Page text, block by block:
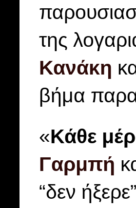
της
Κανάκη
βήμα
«Κάθε
Γαρμπή
“δεν